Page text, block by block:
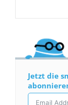
Jetzt die